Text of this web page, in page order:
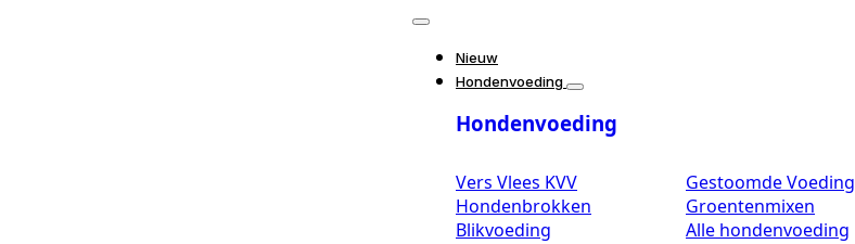
Nieuw
Hondenvoeding
Hondenvoeding
Vers Vlees KVV
Hondenbrokken
Blikvoeding
Gestoomde Voeding
Groentenmixen
Alle hondenvoeding